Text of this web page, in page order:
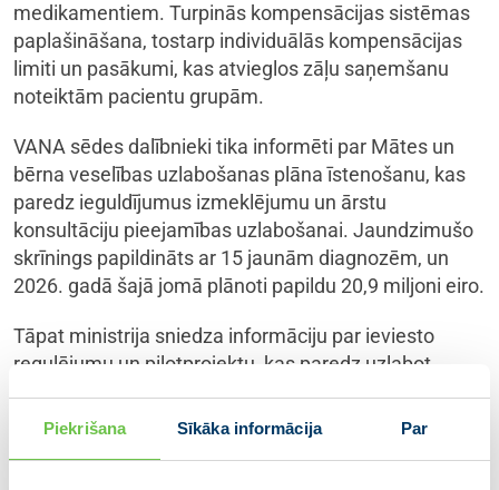
Piekrišana Sīkāka informācija Par
medikamentiem. Turpinās kompensācijas sistēmas
paplašināšana, tostarp individuālās kompensācijas
limiti un pasākumi, kas atvieglos zāļu saņemšanu
noteiktām pacientu grupām.
VANA sēdes dalībnieki tika informēti par Mātes un
bērna veselības uzlabošanas plāna īstenošanu, kas
paredz ieguldījumus izmeklējumu un ārstu
konsultāciju pieejamības uzlabošanai. Jaundzimušo
skrīnings papildināts ar 15 jaunām diagnozēm, un
2026. gadā šajā jomā plānoti papildu 20,9 miljoni eiro.
Tāpat ministrija sniedza informāciju par ieviesto
regulējumu un pilotprojektu, kas paredz uzlabot
palīdzības pieejamību nepilngadīgajiem ar atkarību
risku, tai skaitā multidisciplināru komandu darbu,